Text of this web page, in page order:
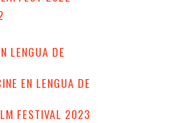
LENGUA DE
EN LENGUA DE
FESTIVAL 2023